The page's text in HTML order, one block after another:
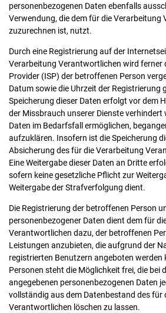
personenbezogenen Daten ebenfalls
Verwendung, die dem für die Verarbeitung
zuzurechnen ist, nutzt.
Durch eine Registrierung auf der
Verarbeitung Verantwortlichen wird ferner
Provider (ISP) der betroffenen Person
Datum sowie die Uhrzeit der Registrierung
Speicherung dieser Daten erfolgt vor dem
der Missbrauch unserer Dienste verhindert
Daten im Bedarfsfall ermöglichen,
aufzuklären. Insofern ist die Speicherung
Absicherung des für die Verarbeitung
Eine Weitergabe dieser Daten an Dritte
sofern keine gesetzliche Pflicht zur
Weitergabe der Strafverfolgung dient.
Die Registrierung der betroffenen Person
personenbezogener Daten dient dem für
Verantwortlichen dazu, der betroffenen
Leistungen anzubieten, die aufgrund der
registrierten Benutzern angeboten werden
Personen steht die Möglichkeit frei, die bei
angegebenen personenbezogenen Daten
vollständig aus dem Datenbestand des für
Verantwortlichen löschen zu lassen.